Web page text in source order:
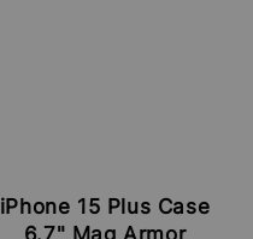
iPhone 15 Plus Case